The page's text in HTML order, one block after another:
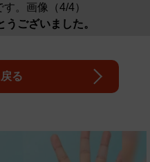
。画像（4/4）
ございました。
る